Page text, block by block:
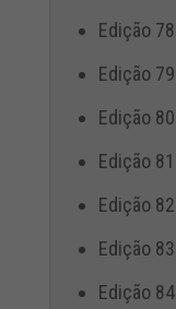
Edição 78
Edição 79
Edição 80
Edição 81
Edição 82
Edição 83
Edição 84